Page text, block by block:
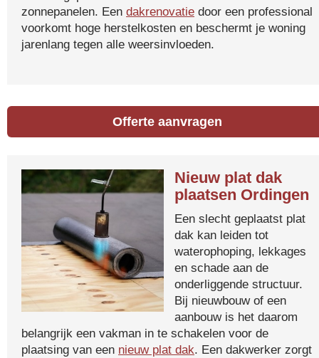
zonnepanelen. Een dakrenovatie door een professional
voorkomt hoge herstelkosten en beschermt je woning
jarenlang tegen alle weersinvloeden.
Offerte aanvragen
Nieuw plat dak
plaatsen Ordingen
Een slecht geplaatst plat
dak kan leiden tot
waterophoping, lekkages
en schade aan de
onderliggende structuur.
Bij nieuwbouw of een
aanbouw is het daarom
belangrijk een vakman in te schakelen voor de
plaatsing van een nieuw plat dak. Een dakwerker zorgt